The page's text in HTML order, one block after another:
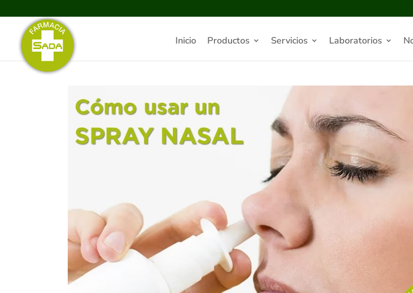
Inicio Productos Servicios Laboratorios